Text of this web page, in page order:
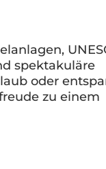
spektakuläre
oder
zu einem